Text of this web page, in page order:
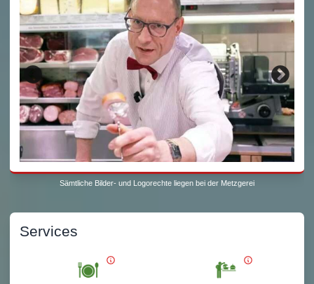
Sämtliche Bilder- und Logorechte liegen bei der Metzgerei
Services